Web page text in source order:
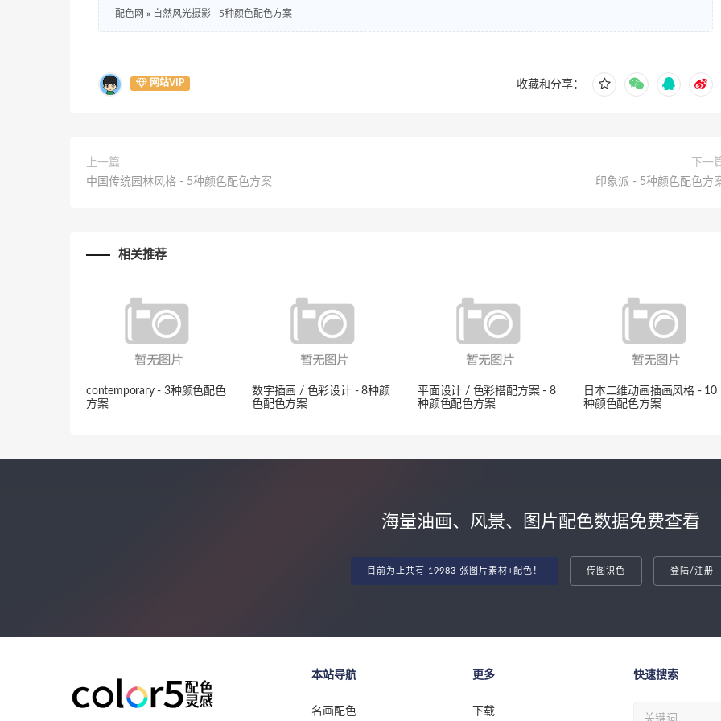
配色网 » 自然风光摄影 - 5种颜色配色方案
网站VIP 收藏和分享：
上一篇
中国传统园林风格 - 5种颜色配色方案
下一
印象派 - 5种颜色配色方
相关推荐
contemporary - 3种颜色配色
方案
数字插画 / 色彩设计 - 8种颜
色配色方案
平面设计 / 色彩搭配方案 - 8
种颜色配色方案
日本二维动画插画风格 - 10
种颜色配色方案
海量油画、风景、图片配色数据免费查看
目前为止共有 19983 张图片素材+配色！ 传图识色 登陆/注册
本站导航
名画配色
更多
下载
快速搜索